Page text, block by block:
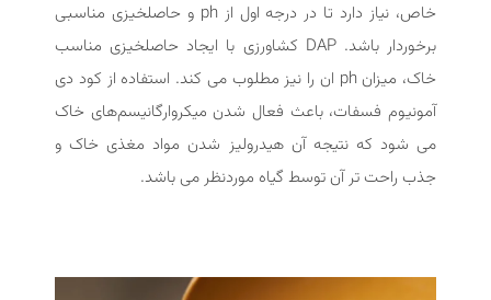
خاص، نیاز دارد تا در درجه اول از ph و حاصلخیزی مناسبی
برخوردار باشد. DAP کشاورزی با ایجاد حاصلخیزی مناسب
خاک، میزان ph ان را نیز مطلوب می کند. استفاده از کود دی
آمونیوم فسفات، باعث فعال شدن میکروارگانیسم‌های خاک
می شود که نتیجه آن هیدرولیز شدن مواد مغذی خاک و
جذب راحت تر آن توسط گیاه موردنظر می باشد.